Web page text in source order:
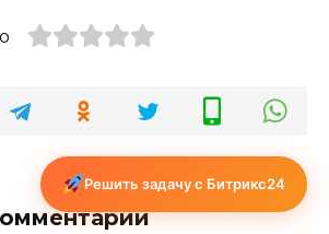
Решить задачу с Битрикс24